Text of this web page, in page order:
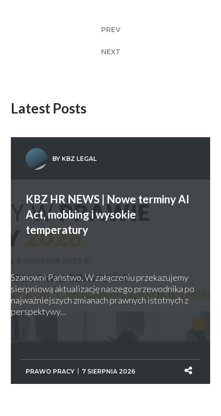
PREV
NEXT
Latest Posts
BY KBZ LEGAL
KBZ HR NEWS | Nowe terminy AI
Act, mobbing i wysokie
temperatury
Szanowni Państwo, W załączeniu przekazujemy
sierpniową aktualizację naszego przewodnika po
najważniejszych zmianach prawnych istotnych z
perspektywy...
PRAWO PRACY 7 SIERPNIA 2026